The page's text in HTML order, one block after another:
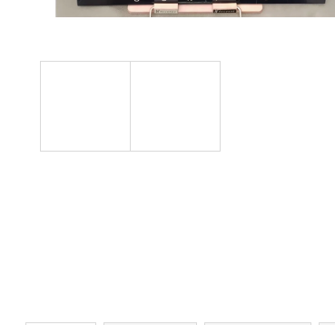
MARTIN KRATOCHVÍL & JAZZ Q ‎–
HODOKVAS (FEASTING) LP